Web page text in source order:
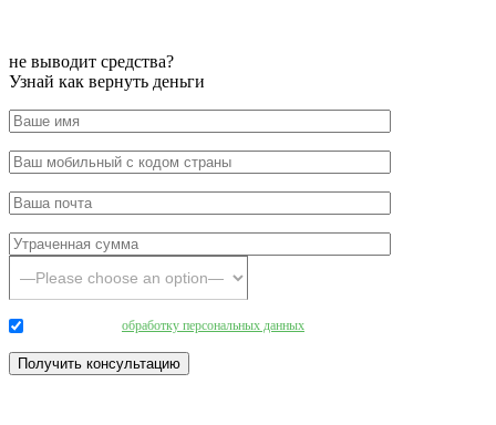
не выводит средства?
Узнай как вернуть деньги
обработку персональных данных